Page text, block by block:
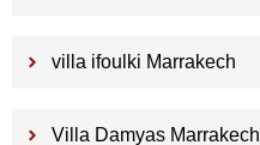
villa ifoulki Marrakech
Villa Damyas Marrakech